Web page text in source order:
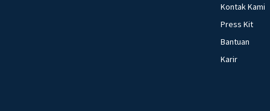
Kontak Kami
Press Kit
Bantuan
Karir